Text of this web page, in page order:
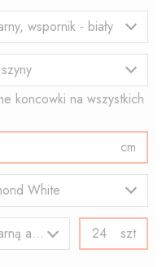
wspornik - biały
koncowki na wszystkich
cm
White
Ślizg z czarną agrafką szt